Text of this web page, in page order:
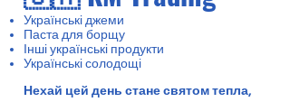
Українські джеми
Паста для борщу
Інші українські продукти
Українські солодощі
Нехай цей день стане святом тепла,